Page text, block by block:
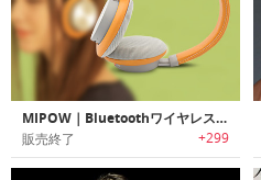
MIPOW｜Bluetoothワイヤレスヘッドフォン M3
販売終了 +299